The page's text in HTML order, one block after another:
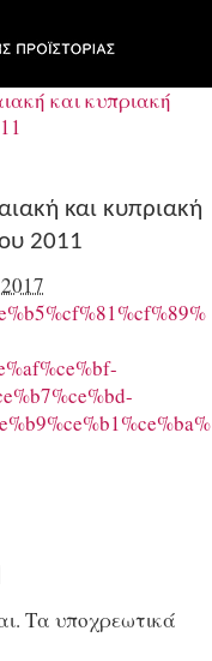
και κυπριακή
και κυπριακή
2011
Τα υποχρεωτικά